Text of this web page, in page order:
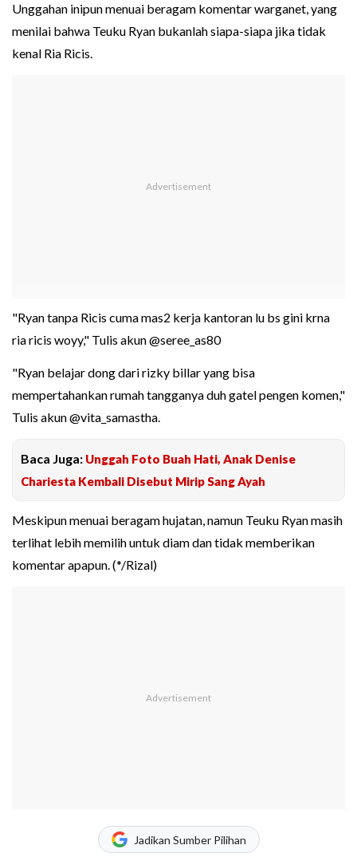
Unggahan inipun menuai beragam komentar warganet, yang
menilai bahwa Teuku Ryan bukanlah siapa-siapa jika tidak
kenal Ria Ricis.
"Ryan tanpa Ricis cuma mas2 kerja kantoran lu bs gini krna
ria ricis woyy," Tulis akun @seree_as80
"Ryan belajar dong dari rizky billar yang bisa
mempertahankan rumah tangganya duh gatel pengen komen,"
Tulis akun @vita_samastha.
Baca Juga: Unggah Foto Buah Hati, Anak Denise
Chariesta Kembali Disebut Mirip Sang Ayah
Meskipun menuai beragam hujatan, namun Teuku Ryan masih
terlihat lebih memilih untuk diam dan tidak memberikan
komentar apapun. (*/Rizal)
Jadikan Sumber Pilihan